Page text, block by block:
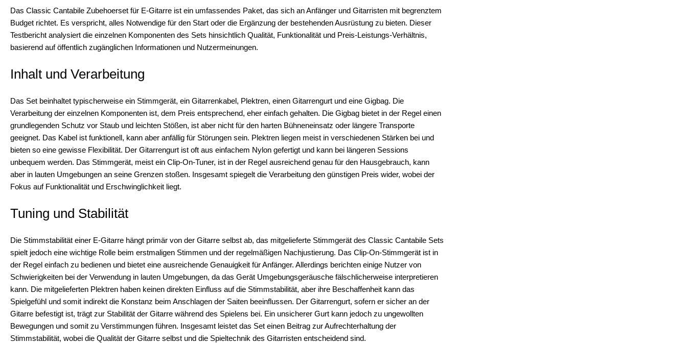
Das Classic Cantabile Zubehoerset für E-Gitarre ist ein umfassendes Paket, das sich an Anfänger und Gitarristen mit begrenztem
Budget richtet. Es verspricht, alles Notwendige für den Start oder die Ergänzung der bestehenden Ausrüstung zu bieten. Dieser
Testbericht analysiert die einzelnen Komponenten des Sets hinsichtlich Qualität, Funktionalität und Preis-Leistungs-Verhältnis,
basierend auf öffentlich zugänglichen Informationen und Nutzermeinungen.
Inhalt und Verarbeitung
Das Set beinhaltet typischerweise ein Stimmgerät, ein Gitarrenkabel, Plektren, einen Gitarrengurt und eine Gigbag. Die
Verarbeitung der einzelnen Komponenten ist, dem Preis entsprechend, eher einfach gehalten. Die Gigbag bietet in der Regel einen
grundlegenden Schutz vor Staub und leichten Stößen, ist aber nicht für den harten Bühneneinsatz oder längere Transporte
geeignet. Das Kabel ist funktionell, kann aber anfällig für Störungen sein. Plektren liegen meist in verschiedenen Stärken bei und
bieten so eine gewisse Flexibilität. Der Gitarrengurt ist oft aus einfachem Nylon gefertigt und kann bei längeren Sessions
unbequem werden. Das Stimmgerät, meist ein Clip-On-Tuner, ist in der Regel ausreichend genau für den Hausgebrauch, kann
aber in lauten Umgebungen an seine Grenzen stoßen. Insgesamt spiegelt die Verarbeitung den günstigen Preis wider, wobei der
Fokus auf Funktionalität und Erschwinglichkeit liegt.
Tuning und Stabilität
Die Stimmstabilität einer E-Gitarre hängt primär von der Gitarre selbst ab, das mitgelieferte Stimmgerät des Classic Cantabile Sets
spielt jedoch eine wichtige Rolle beim erstmaligen Stimmen und der regelmäßigen Nachjustierung. Das Clip-On-Stimmgerät ist in
der Regel einfach zu bedienen und bietet eine ausreichende Genauigkeit für Anfänger. Allerdings berichten einige Nutzer von
Schwierigkeiten bei der Verwendung in lauten Umgebungen, da das Gerät Umgebungsgeräusche fälschlicherweise interpretieren
kann. Die mitgelieferten Plektren haben keinen direkten Einfluss auf die Stimmstabilität, aber ihre Beschaffenheit kann das
Spielgefühl und somit indirekt die Konstanz beim Anschlagen der Saiten beeinflussen. Der Gitarrengurt, sofern er sicher an der
Gitarre befestigt ist, trägt zur Stabilität der Gitarre während des Spielens bei. Ein unsicherer Gurt kann jedoch zu ungewollten
Bewegungen und somit zu Verstimmungen führen. Insgesamt leistet das Set einen Beitrag zur Aufrechterhaltung der
Stimmstabilität, wobei die Qualität der Gitarre selbst und die Spieltechnik des Gitarristen entscheidend sind.